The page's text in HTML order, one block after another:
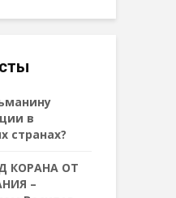
в
странах?
КОРАНА ОТ
–